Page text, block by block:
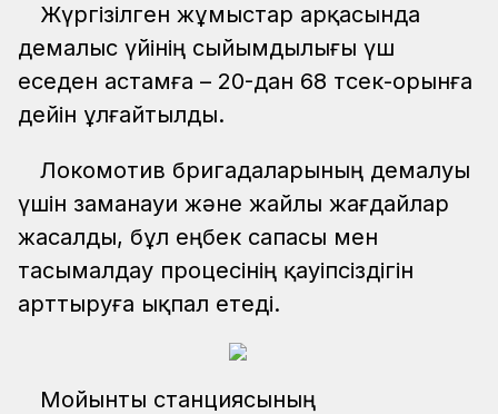
Жүргізілген жұмыстар арқасында
демалыс үйінің сыйымдылығы үш
еседен астамға – 20-дан 68 төсек-орынға
дейін ұлғайтылды.
Локомотив бригадаларының демалуы
үшін заманауи және жайлы жағдайлар
жасалды, бұл еңбек сапасы мен
тасымалдау процесінің қауіпсіздігін
арттыруға ықпал етеді.
Мойынты станциясының